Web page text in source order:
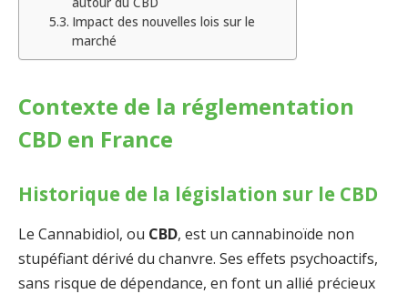
Impact des nouvelles lois sur le
marché
Contexte de la réglementation
CBD en France
Historique de la législation sur le CBD
Le Cannabidiol, ou CBD, est un cannabinoïde non
stupéfiant dérivé du chanvre. Ses effets psychoactifs,
sans risque de dépendance, en font un allié précieux